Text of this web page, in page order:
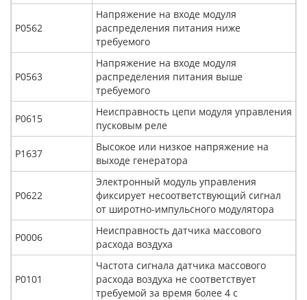
Р0562
Напряжение на входе модуля
распределения питания ниже
требуемого
Р0563
Напряжение на входе модуля
распределения питания выше
требуемого
Р0615
Неисправность цепи модуля управления
пусковым реле
Р1637
Высокое или низкое напряжение на
выходе генератора
Р0622
Электронный модуль управления
фиксирует несоответствующий сигнал
от широтно-импульсного модулятора
Р0006
Неисправность датчика массового
расхода воздуха
Р0101
Частота сигнала датчика массового
расхода воздуха не соответствует
требуемой за время более 4 с